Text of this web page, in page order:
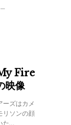
Fire」を
映像
ズはカメラの前
ソンの顔が影か